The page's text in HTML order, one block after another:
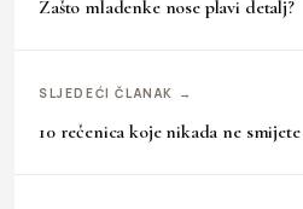
Zašto mladenke nose plavi detalj?
SLJEDEĆI ČLANAK →
10 rečenica koje nikada ne